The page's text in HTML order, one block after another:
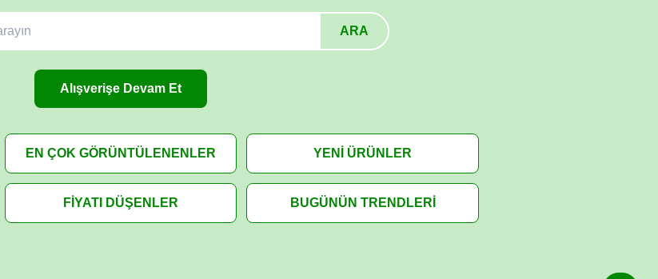
ARA
Alışverişe Devam Et
EN ÇOK GÖRÜNTÜLENENLER YENİ ÜRÜNLER
FİYATI DÜŞENLER BUGÜNÜN TRENDLERİ